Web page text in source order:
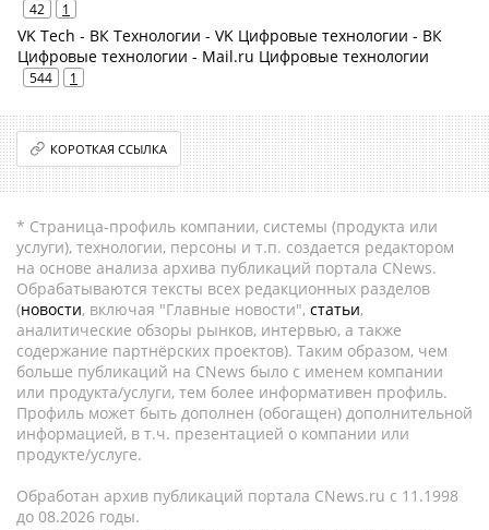
42 1
VK Tech - ВК Технологии - VK Цифровые технологии - ВК
Цифровые технологии - Mail.ru Цифровые технологии
544 1
КОРОТКАЯ ССЫЛКА
* Страница-профиль компании, системы (продукта или
услуги), технологии, персоны и т.п. создается редактором
на основе анализа архива публикаций портала CNews.
Обрабатываются тексты всех редакционных разделов
(новости, включая "Главные новости", статьи,
аналитические обзоры рынков, интервью, а также
содержание партнёрских проектов). Таким образом, чем
больше публикаций на CNews было с именем компании
или продукта/услуги, тем более информативен профиль.
Профиль может быть дополнен (обогащен) дополнительной
информацией, в т.ч. презентацией о компании или
продукте/услуге.
Обработан архив публикаций портала CNews.ru c 11.1998
до 08.2026 годы.